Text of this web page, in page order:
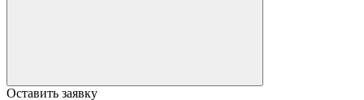
Оставить заявку